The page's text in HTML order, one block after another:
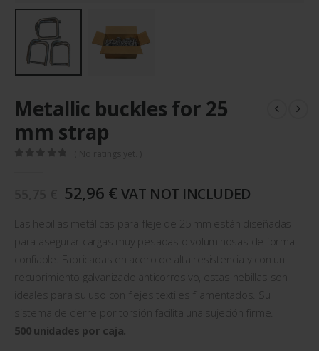
Metallic buckles for 25
mm strap
The
original
price
was:
55,75
€.
52,96 €The
price
is:
52,96
€.
VAT NOT INCLUDED
Las hebillas metálicas para fleje de 25 mm están diseñadas
para asegurar cargas muy pesadas o voluminosas de forma
confiable. Fabricadas en acero de alta resistencia y con un
recubrimiento galvanizado anticorrosivo, estas hebillas son
ideales para su uso con flejes textiles filamentados. Su
sistema de cierre por torsión facilita una sujeción firme.
500 unidades por caja.